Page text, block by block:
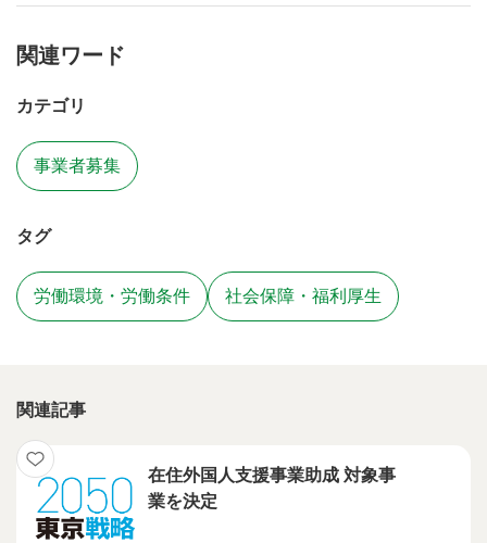
関連ワード
カテゴリ
事業者募集
タグ
労働環境・労働条件 社会保障・福利厚生
関連記事
在住外国人支援事業助成 対象事
業を決定